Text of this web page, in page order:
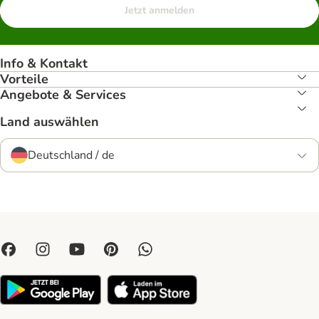
Jetzt anmelden
Info & Kontakt
Vorteile
Angebote & Services
Land auswählen
Deutschland / de